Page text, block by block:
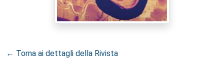
← Torna ai dettagli della Rivista